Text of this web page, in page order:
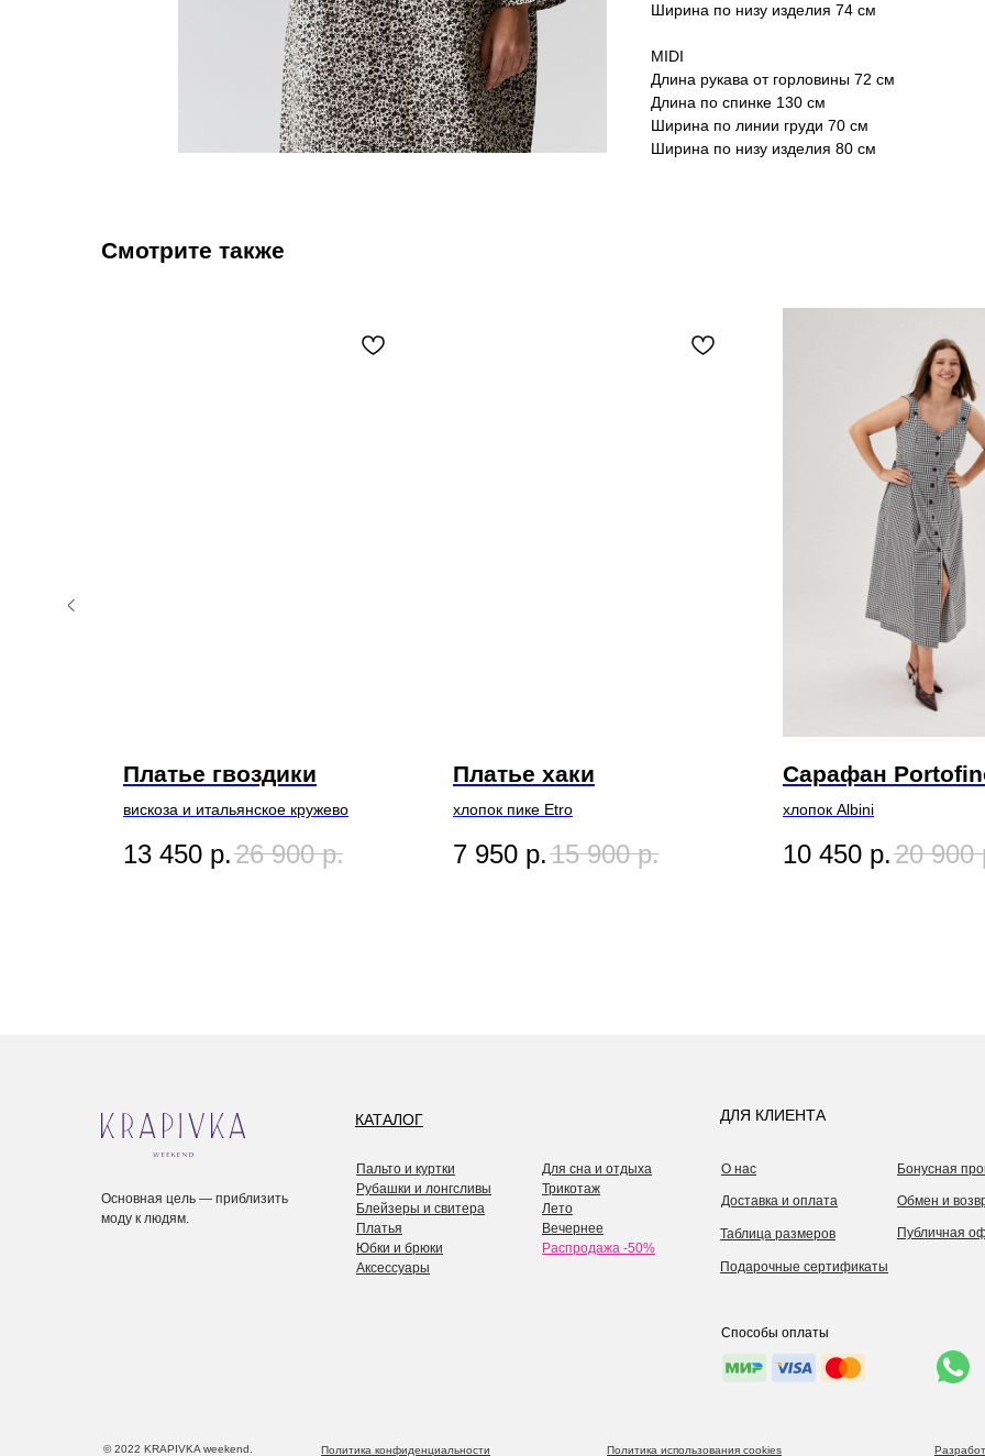
Ширина по низу изделия 74 см
MIDI
Длина рукава от горловины 72 см
Длина по спинке 130 см
Ширина по линии груди 70 см
Ширина по низу изделия 80 см
Смотрите также
Платье гвоздики
вискоза и итальянское кружево
13 450 р.26 900 р.
Платье хаки
хлопок пике Etro
7 950 р.15 900 р.
Сарафан
хлопок Albini
10 450 р.20 900
КАТАЛОГ
Способы оплаты
© 2022 KRAPIVKA weekend. Политика конфиденциальности Политика использования cookies
Основная цель — приблизить
моду к людям.
О нас
Таблица размеров
Доставка и оплата
ДЛЯ КЛИЕНТА
Обмен и
Бонусная
Публичная
Подарочные сертификаты
Для сна и отдыха
Трикотаж
Лето
Вечернее
Распродажа -50%
Пальто и куртки
Рубашки и лонгсливы
Блейзеры и свитера
Платья
Юбки и брюки
Аксессуары